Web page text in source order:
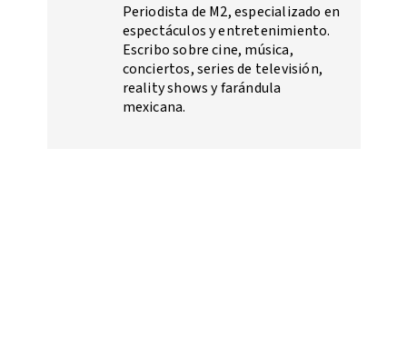
Periodista de M2, especializado en
espectáculos y entretenimiento.
Escribo sobre cine, música,
conciertos, series de televisión,
reality shows y farándula
mexicana.